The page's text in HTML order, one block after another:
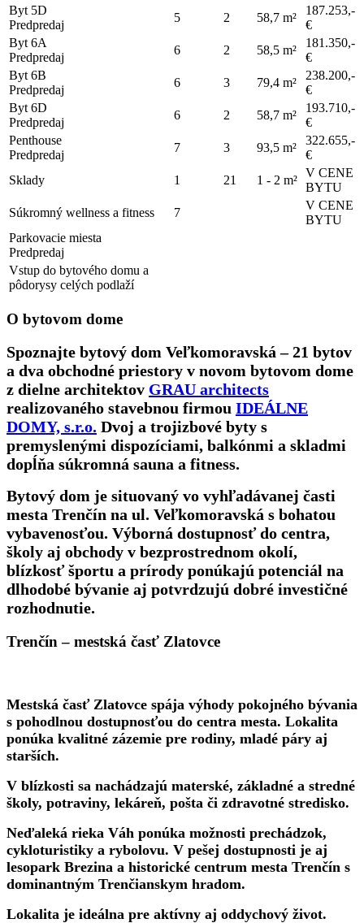
Byt 5D
Predpredaj
5 2 58,7 m²
187.253,-
€
Byt 6A
Predpredaj
6 2 58,5 m²
181.350,-
€
Byt 6B
Predpredaj
6 3 79,4 m²
238.200,-
€
Byt 6D
Predpredaj
6 2 58,7 m²
193.710,-
€
Penthouse
Predpredaj
7 3 93,5 m²
322.655,-
€
Sklady
1 21 1 - 2 m²
V CENE
BYTU
Súkromný wellness a fitness
7
V CENE
BYTU
Parkovacie miesta
Predpredaj
Vstup do bytového domu a
pôdorysy celých podlaží
O bytovom dome
Spoznajte bytový dom Veľkomoravská – 21 bytov
a dva obchodné priestory v novom bytovom dome
z dielne architektov GRAU architects
realizovaného stavebnou firmou IDEÁLNE
DOMY, s.r.o. Dvoj a trojizbové byty s
premyslenými d ispozíciami, balkónmi a skladmi
dopĺňa súkromná sauna a fitness.
Bytový dom je situovaný vo vyhľadávanej časti
mesta Trenčín na ul. Veľkomoravská s bohatou
vybavenosťou. Výborná dostupnosť do centra,
školy aj obchody v bezprostrednom okolí,
blízkosť športu a prírody ponúkajú potenciál na
dlhodobé bývanie aj potvrdzujú dobré investičné
rozhodnutie.
Trenčín – mestská časť Zlatovce
Mestská časť Zlatovce spája výhody pokojného bývania
s pohodlnou dostupnosťou do centra mesta. Lokalita
ponúka kvalitné zázemie pre rodiny, mladé páry aj
starších.
V blízkosti sa nachádzajú materské, základné a stredné
školy, potraviny, lekáreň, pošta či zdravotné stredisko.
Neďaleká rieka Váh ponúka možnosti prechádzok,
cykloturistiky a rybolovu. V pešej dostupnosti je aj
lesopark Brezina a historické centrum mesta Trenčín s
dominantným Trenčianskym hradom.
Lokalita je ideálna pre aktívny aj oddychový život.